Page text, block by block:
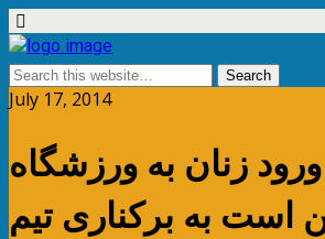
July 17, 2014
زنان به ورزشگاه
است به برکناری تیم